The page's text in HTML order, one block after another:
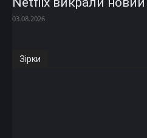
03.08.2026
Зірки